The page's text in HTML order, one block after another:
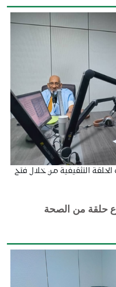
التثقيفية من خلال فتح
حلقة من الصحة